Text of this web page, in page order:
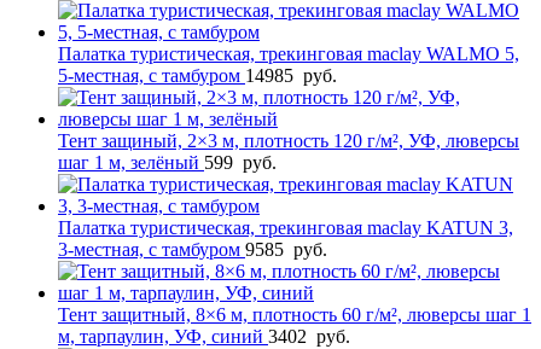
Палатка туристическая, трекинговая maclay WALMO 5,
5-местная, с тамбуром 14985 руб.
Тент защиный, 2×3 м, плотность 120 г/м², УФ, люверсы
шаг 1 м, зелёный 599 руб.
Палатка туристическая, трекинговая maclay KATUN 3,
3-местная, с тамбуром 9585 руб.
Тент защитный, 8×6 м, плотность 60 г/м², люверсы шаг 1
м, тарпаулин, УФ, синий 3402 руб.